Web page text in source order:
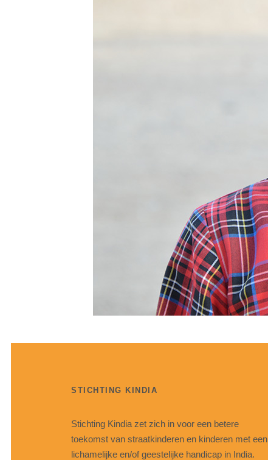
STICHTING KINDIA
Stichting Kindia zet zich in voor een betere
toekomst van straatkinderen en kinderen met een
lichamelijke en/of geestelijke handicap in India.